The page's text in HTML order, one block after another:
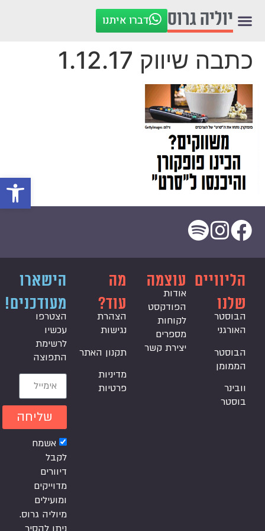
פתח
יוליה גרוס דברו איתנו
כתבה שיווק 1.12.17
הליוויים
שלנו
הבוסטר
האורגני
הבוסטר
הממומן
וובינר
בוסטר
עוצמה
אודות
הפודקסט
לקוחות
מספרים
יצירת קשר
מה
עוד?
הצהרת
נגישות
תקנון האתר
מדיניות
פרטיות
הישארו
מעודכנים!
הצטרפו
עכשיו
לרשימת
התפוצה
אשמח
לקבל
דיוורים
מדוייקים
ומועילים
מיוליה גרוס.
ניתן להסיר
שליחה